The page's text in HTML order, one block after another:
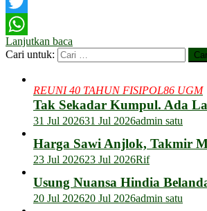
Twitter
WhatsApp
Lanjutkan baca
Cari untuk:
REUNI 40 TAHUN FISIPOL86 UGM
Tak Sekadar Kumpul. Ada
31 Jul 202631 Jul 2026admin satu
Harga Sawi Anjlok, Takmir
23 Jul 202623 Jul 2026Rif
Usung Nuansa Hindia
20 Jul 202620 Jul 2026admin satu